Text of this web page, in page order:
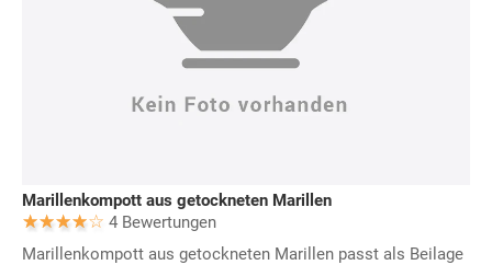
Marillenkompott aus getockneten Marillen
4 Bewertungen
Marillenkompott aus getockneten Marillen passt als Beilage